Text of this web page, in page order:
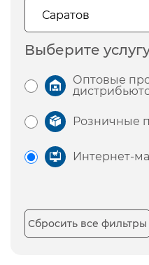
Выберите
Оптовые
Розничные
Интернет-
Сбросить все фильтры